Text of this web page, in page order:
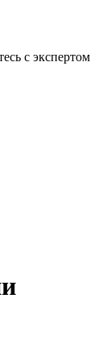
с экспертом